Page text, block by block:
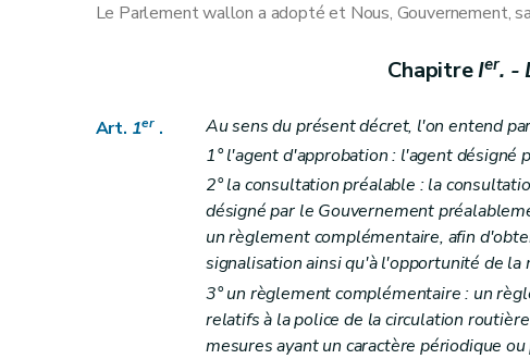
ChapitreVI. - La signalisation des obstacles et des
VII. - La prise en charge des frais liés à la
Art.
VIII. - La circulation dans les ports
IX. - Le contrôle de la signalisation et
X. - La publicité
XI. - La banque de données de la
Le Parlement wallon a adopté et Nous, Gouvernement,
ChapitreIer. -
Art. 1er .
Au sens du présent décret, l'on entend
1° l'agent d'approbation : l'agent désigné
2° la consultation préalable : la
désigné par le Gouvernement
un règlement complémentaire, afin
signalisation ainsi qu'à l'opportunité de la
3° un règlement complémentaire : un
relatifs à la police de la circulation
mesures ayant un caractère périodique